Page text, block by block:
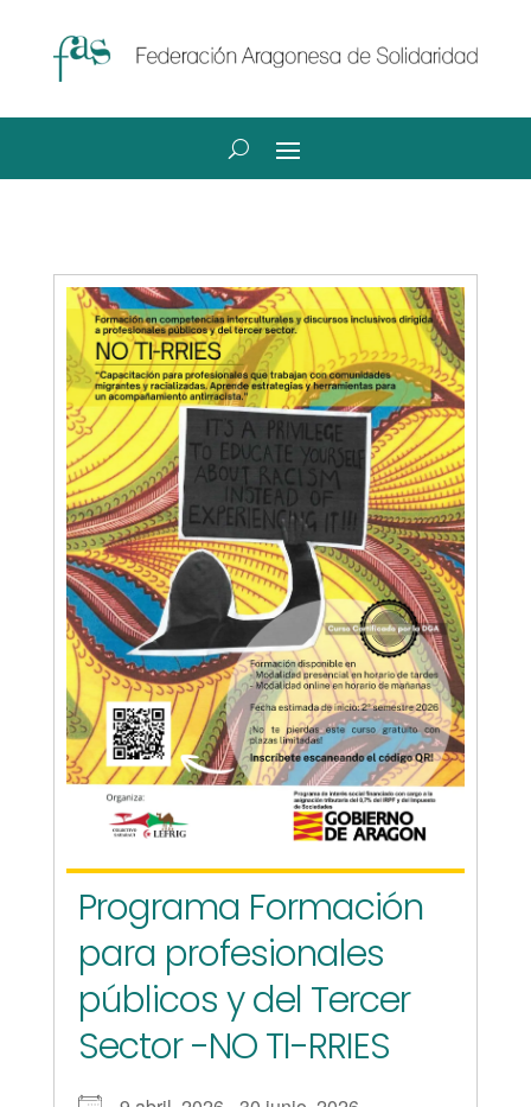
Programa Formación
para profesionales
públicos y del Tercer
Sector -NO TI-RRIES